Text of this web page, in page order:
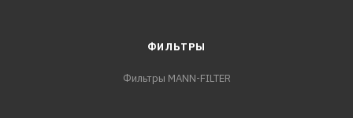
ФИЛЬТРЫ
Фильтры MANN-FILTER